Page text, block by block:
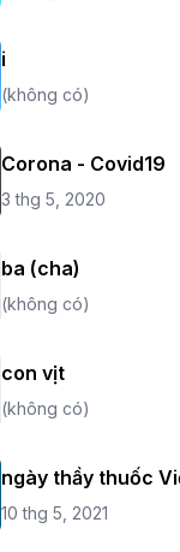
i
(không có)
Corona - Covid19
3 thg 5, 2020
ba (cha)
(không có)
con vịt
(không có)
ngày thầy thuốc
10 thg 5, 2021